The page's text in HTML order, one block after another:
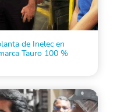
de Inelec en
Tauro 100 %